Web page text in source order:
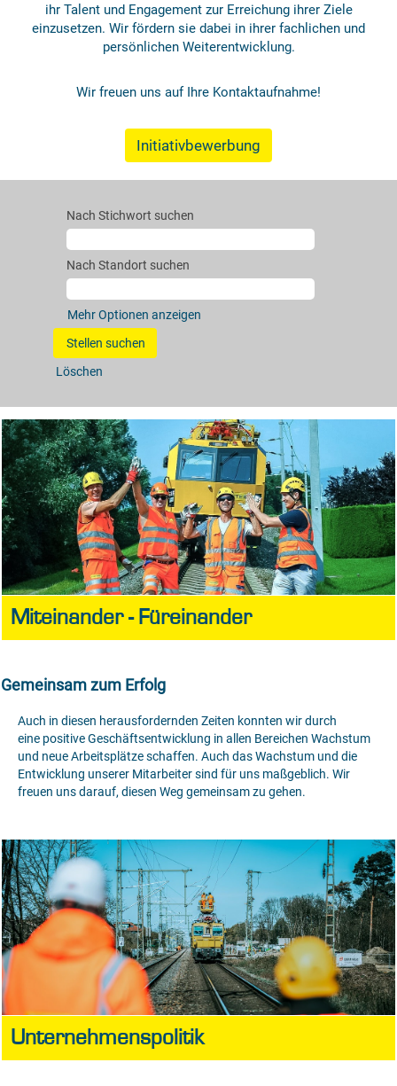
ihr Talent und Engagement zur Erreichung ihrer Ziele
einzusetzen. Wir fördern sie dabei in ihrer fachlichen und
persönlichen Weiterentwicklung.
Wir freuen uns auf Ihre Kontaktaufnahme!
Initiativbewerbung
Nach Stichwort suchen
Nach Standort suchen
Mehr Optionen anzeigen
Löschen
Miteinander - Füreinander
Gemeinsam zum Erfolg
Auch in diesen herausfordernden Zeiten konnten wir durch
eine positive Geschäftsentwicklung in allen Bereichen Wachstum
und neue Arbeitsplätze schaffen. Auch das Wachstum und die
Entwicklung unserer Mitarbeiter sind für uns maßgeblich. Wir
freuen uns darauf, diesen Weg gemeinsam zu gehen.
Unternehmenspolitik